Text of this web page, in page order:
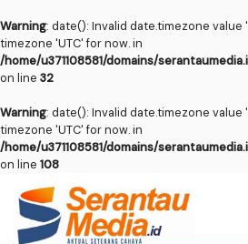
Warning: date(): Invalid date.timezone value
timezone 'UTC' for now. in
/home/u371108581/domains/
on line 32
Warning: date(): Invalid date.timezone value
timezone 'UTC' for now. in
/home/u371108581/domains/
on line 108